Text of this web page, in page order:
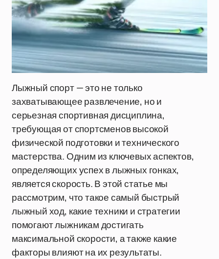
Лыжный спорт — это не только
захватывающее развлечение, но и
серьезная спортивная дисциплина,
требующая от спортсменов высокой
физической подготовки и технического
мастерства. Одним из ключевых аспектов,
определяющих успех в лыжных гонках,
является скорость. В этой статье мы
рассмотрим, что такое самый быстрый
лыжный ход, какие техники и стратегии
помогают лыжникам достигать
максимальной скорости, а также какие
факторы влияют на их результаты.